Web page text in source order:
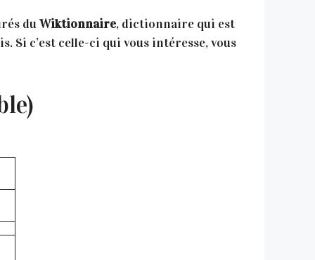
duWiktionnaire, dictionnaire qui est
Si c’est celle-ci qui vous intéresse, vous